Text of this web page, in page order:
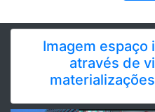
Imagem espaço
através de
materializações